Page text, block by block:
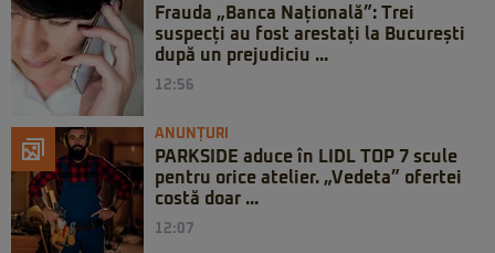
Frauda „Banca Națională”: Trei
suspecți au fost arestați la București
după un prejudiciu ...
12:56
ANUNȚURI
PARKSIDE aduce în LIDL TOP 7 scule
pentru orice atelier. „Vedeta” ofertei
costă doar ...
12:07